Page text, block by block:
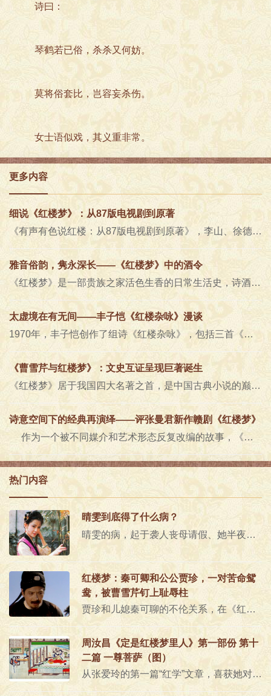
诗曰：
琴鹤若已俗，杀杀又何妨。
莫将俗套比，岂容妄杀伤。
女士语似戏，其义重非常。
更多内容
细说《红楼梦》：从87版电视剧到原著
《有声有色说红楼：从87版电视剧到原著》，李山、徐德琳、贡方舟、薛宇著，中华书局2020年9月第一版，45.00元对读者来说，《红楼..
雅音俗韵，隽永深长——《红楼梦》中的酒令
《红楼梦》是一部贵族之家活色生香的日常生活史，诗酒风流令人眼花缭乱，心旌神摇。三日一小饮，五日一大宴，射覆、拇战、牙牌令..
太虚境在有无间——丰子恺《红楼杂咏》漫谈
1970年，丰子恺创作了组诗《红楼杂咏》，包括三首《调笑转踏》及三十一首七言绝句，分咏红楼人物，反映出丰氏对《红楼梦》一..
《曹雪芹与红楼梦》：文史互证呈现巨著诞生
《红楼梦》居于我国四大名著之首，是中国古典小说的巅峰之作，是我国文学高峰的标志。《红楼梦》自问世二百多年以来，以其深邃..
诗意空间下的经典再演绎——评张曼君新作赣剧《红楼梦》
作为一个被不同媒介和艺术形态反复改编的故事，《红楼梦》于大众而言变得越来越熟悉，这个故事也被越讲越通俗。如何让《红楼..
热门内容
晴雯到底得了什么病？
晴雯的病，起于袭人丧母请假、她半夜跑到院子里吓唬麝月那一回。十冬腊月，半夜三更，跑到院子里去，还没穿外衣，于是伤风感冒。..
红楼梦：秦可卿和公公贾珍，一对苦命鸳
鸯，被曹雪芹钉上耻辱柱
贾珍和儿媳秦可聊的不伦关系，在《红楼梦》里是一组重大的人物关系，它导致了许多的后果，这些后果都是促使贾府更加衰落、更为无..
周汝昌《定是红楼梦里人》第一部份 第十
二篇 一尊菩萨（图）
从张爱玲的第一篇“红学”文章，喜获她对伪续四十回的一条总评语：因为后四十回乌烟瘴气，读者看下去不过是想看诸人结局，对这些..